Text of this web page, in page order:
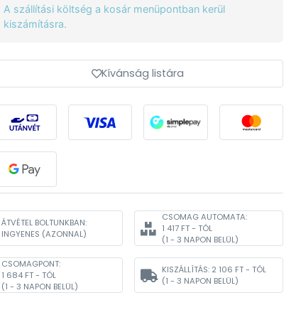
A szállítási költség a kosár menüpontban kerül
kiszámításra.
Kívánság listára
ÁTVÉTEL BOLTUNKBAN:
INGYENES (AZONNAL)
CSOMAG AUTOMATA:
1 417 FT - TÓL
(1 - 3 NAPON BELÜL)
CSOMAGPONT:
1 684 FT - TÓL
(1 - 3 NAPON BELÜL)
KISZÁLLÍTÁS: 2 106 FT - TÓL
(1 - 3 NAPON BELÜL)